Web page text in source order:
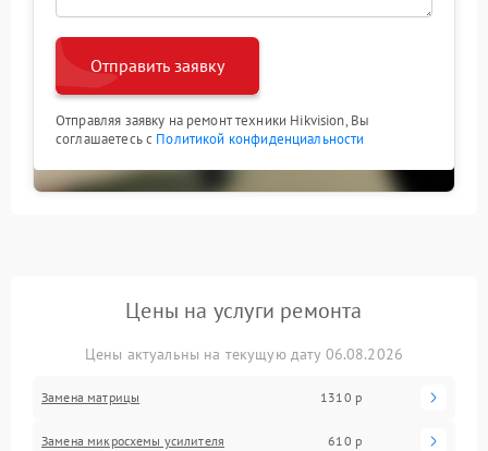
Отправить заявку
Отправляя заявку на ремонт техники Hikvision, Вы
соглашаетесь с Политикой конфиденциальности
Цены на услуги ремонта
Цены актуальны на текущую дату 06.08.2026
Замена матрицы 1310 р
Замена микросхемы усилителя 610 р